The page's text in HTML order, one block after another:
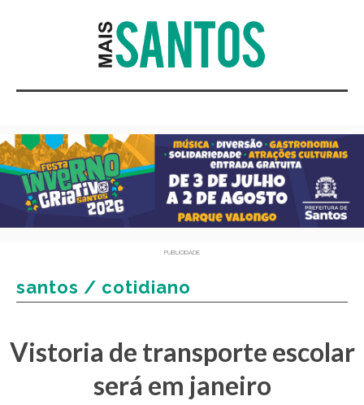
PUBLICIDADE
santos / cotidiano
Vistoria de transporte escolar
será em janeiro